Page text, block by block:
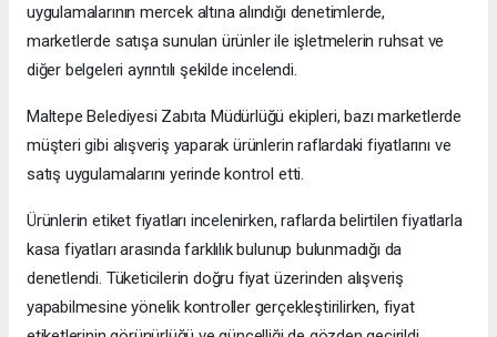
uygulamalarının mercek altına alındığı denetimlerde,
marketlerde satışa sunulan ürünler ile işletmelerin ruhsat ve
diğer belgeleri ayrıntılı şekilde incelendi.
Maltepe Belediyesi Zabıta Müdürlüğü ekipleri, bazı marketlerde
müşteri gibi alışveriş yaparak ürünlerin raflardaki fiyatlarını ve
satış uygulamalarını yerinde kontrol etti.
Ürünlerin etiket fiyatları incelenirken, raflarda belirtilen fiyatlarla
kasa fiyatları arasında farklılık bulunup bulunmadığı da
denetlendi. Tüketicilerin doğru fiyat üzerinden alışveriş
yapabilmesine yönelik kontroller gerçekleştirilirken, fiyat